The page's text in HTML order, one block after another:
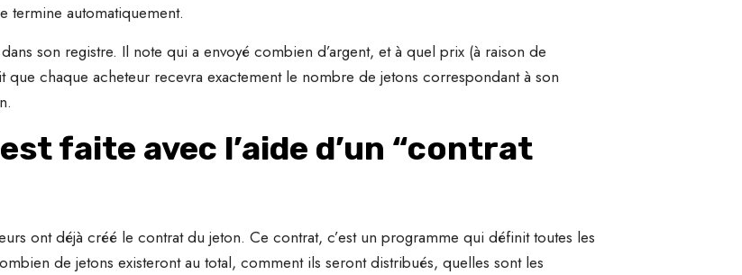
termine automatiquement.
son registre. Il note qui a envoyé combien d’argent, et à quel prix (à raison de
chaque acheteur recevra exactement le nombre de jetons correspondant à son
faite avec l’aide d’un “contrat
ont déjà créé le contrat du jeton. Ce contrat, c’est un programme qui définit toutes les
de jetons existeront au total, comment ils seront distribués, quelles sont les